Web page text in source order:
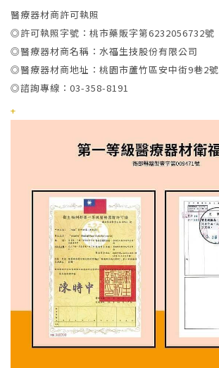
醫療器材商許可執照
◎許可執照字號：桃市藥販字第6232056732號
◎醫療器材商名稱：水福生技股份有限公司
◎醫療器材商地址：桃園市蘆竹區安中街9巷2號
◎諮詢專線：03-358-8191
+